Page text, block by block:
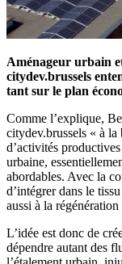
Aménageur urbain
citydev.brussels
tant sur le plan
Comme l’explique,
citydev.brussels « à la
d’activités
urbaine,
abordables. Avec la
d’intégrer dans le
aussi à la
L’idée est donc de
dépendre autant des